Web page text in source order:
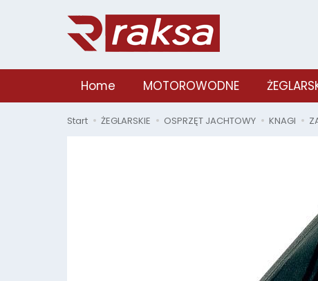
Home MOTOROWODNE
Start ŻEGLARSKIE OSPRZĘT JACHTOWY KNAGI